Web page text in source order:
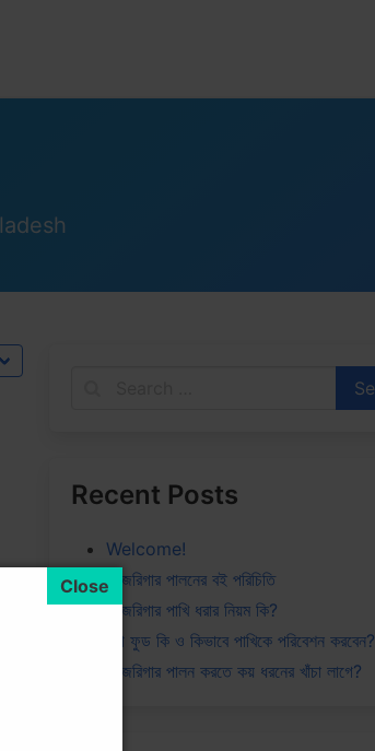
Recent Posts
Welcome!
বাজেরিগার পালনের বই পরিচিতি
বাজেরিগার পাখি ধরার নিয়ম কি?
এগ ফুড কি ও কিভাবে পাখিকে পরিবেশন করবেন?
বাজেরিগার পালন করতে কয় ধরনের খাঁচা লাগে?